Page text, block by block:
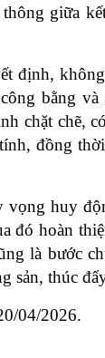
giữa
định,
bằng
chặt chẽ,
đồng
huy
đó hoàn
là bước
sản, thúc
04/2026.